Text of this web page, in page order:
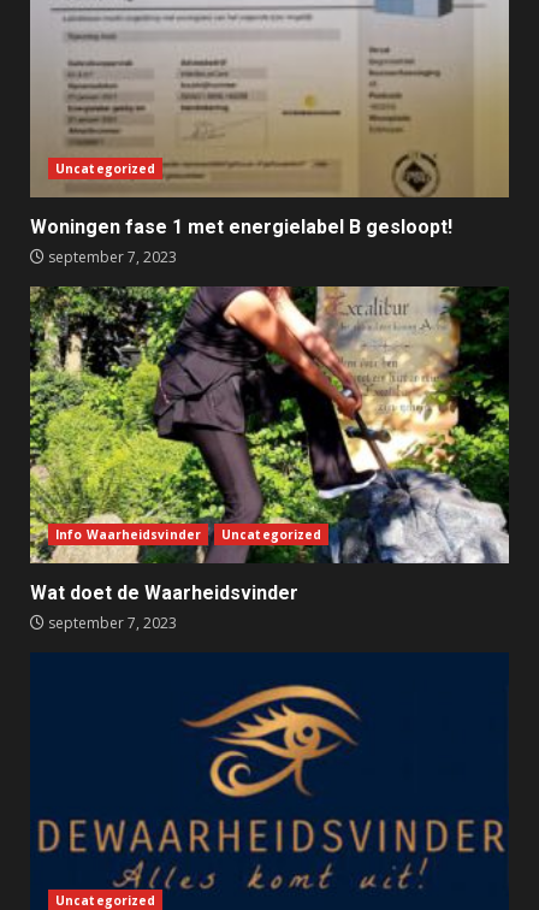
Uncategorized
Woningen fase 1 met energielabel B gesloopt!
september 7, 2023
Info Waarheidsvinder Uncategorized
Wat doet de Waarheidsvinder
september 7, 2023
Uncategorized